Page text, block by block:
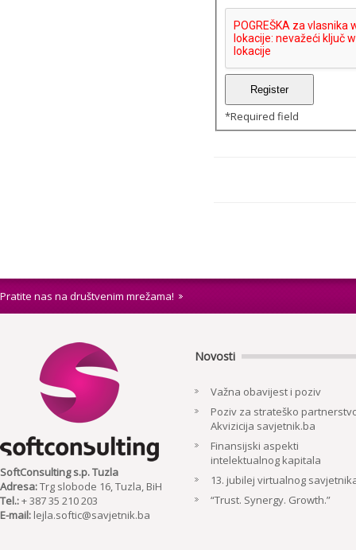
*Required field
Pratite nas na društvenim mrežama!
SoftConsulting s.p. Tuzla
Adresa:Trg slobode 16, Tuzla, BiH
Tel.:+ 387 35 210 203
E-mail: lejla.softic@savjetnik.ba
Novosti
Važna obavijest i poziv
Poziv za strateško
Akvizicija savjetnik.ba
Finansijski aspekti
intelektualnog kapitala
13. jubilej virtualnog
“Trust. Synergy. Growth.”